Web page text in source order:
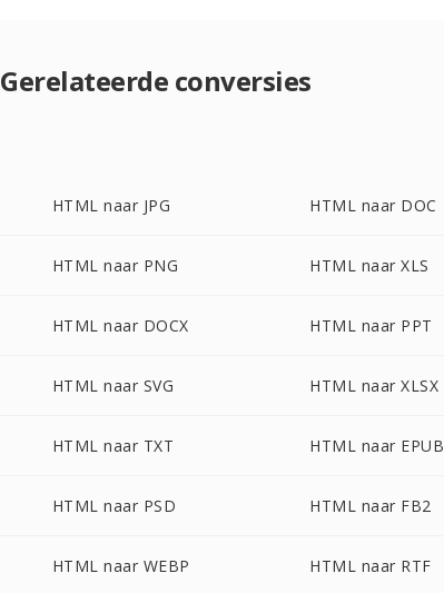
Gerelateerde conversies
HTML naar JPG HTML naar DOC
HTML naar PNG HTML naar XLS
HTML naar DOCX HTML naar PPT
HTML naar SVG HTML naar XLSX
HTML naar TXT HTML naar EPUB
HTML naar PSD HTML naar FB2
HTML naar WEBP HTML naar RTF